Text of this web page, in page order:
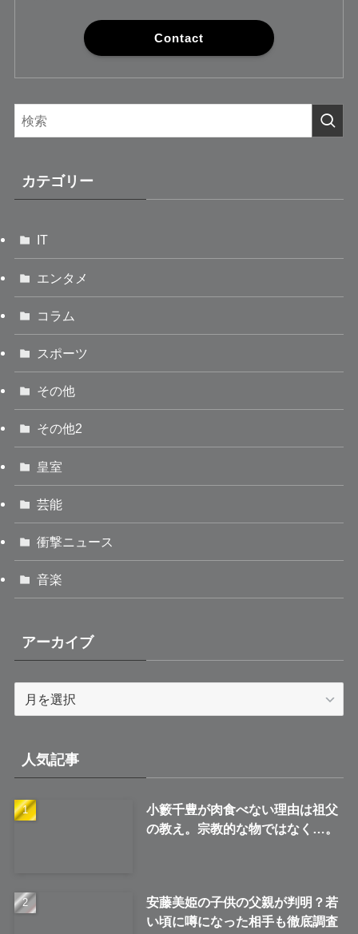
Contact
カテゴリー
IT
エンタメ
コラム
スポーツ
その他
その他2
皇室
芸能
衝撃ニュース
音楽
アーカイブ
ブ
人気記事
小籔千豊が肉食べない理由は祖父
の教え。宗教的な物ではなく…。
安藤美姫の子供の父親が判明？若
い頃に噂になった相手も徹底調査